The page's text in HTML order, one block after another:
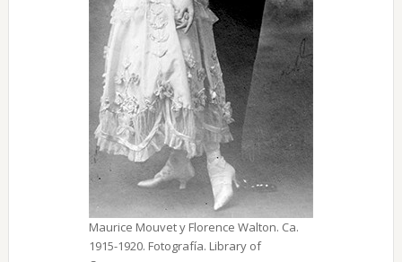
Maurice Mouvet y Florence Walton. Ca.
1915-1920. Fotografía. Library of